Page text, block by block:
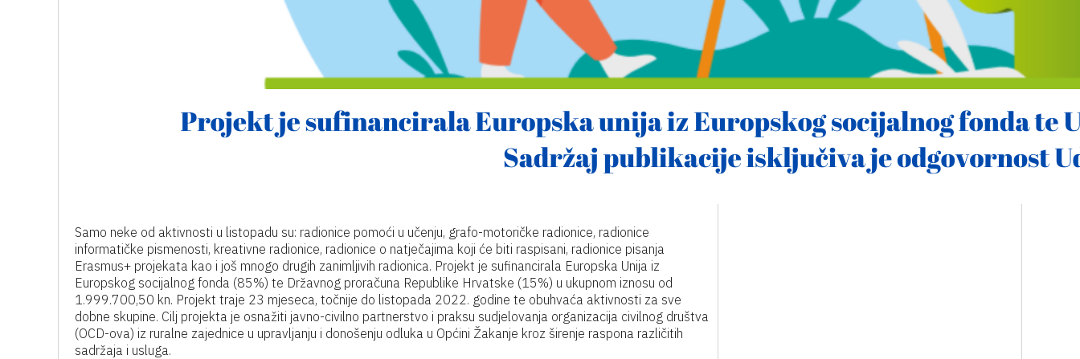
Samo neke od aktivnosti u listopadu su: radionice pomoći u učenju, grafo-motoričke radionice, radionice
informatičke pismenosti, kreativne radionice, radionice o natječajima koji će biti raspisani, radionice pisanja
Erasmus+ projekata kao i još mnogo drugih zanimljivih radionica. Projekt je sufinancirala Europska Unija iz
Europskog socijalnog fonda (85%) te Državnog proračuna Republike Hrvatske (15%) u ukupnom iznosu od
1.999.700,50 kn. Projekt traje 23 mjeseca, točnije do listopada 2022. godine te obuhvaća aktivnosti za sve
dobne skupine. Cilj projekta je osnažiti javno-civilno partnerstvo i praksu sudjelovanja organizacija civilnog društva
(OCD-ova) iz ruralne zajednice u upravljanju i donošenju odluka u Općini Žakanje kroz širenje raspona različitih
sadržaja i usluga.